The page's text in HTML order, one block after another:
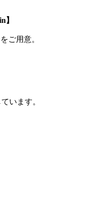
】
ご用意。
います。